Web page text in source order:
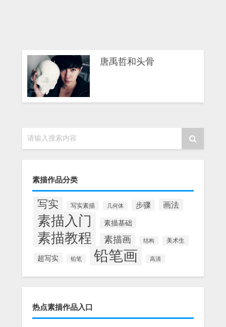
唐禹哲和头骨
请输入搜索内容
素描作品分类
写实 写实素描 几何体 步骤 画法
素描入门 素描基础
素描教程 素描画 结构 美术生
超写实 铅笔 铅笔画 高清
热点素描作品入口